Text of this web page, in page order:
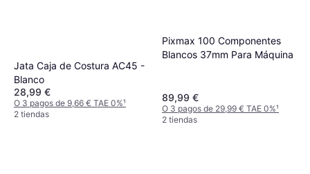
Jata Caja de Costura AC45 -
Blanco
28,99 €
O 3 pagos de 9,66 € TAE 0%¹
2 tiendas
Pixmax 100 Componentes
Blancos 37mm Para Máquina
89,99 €
O 3 pagos de 29,99 € TAE 0%¹
2 tiendas